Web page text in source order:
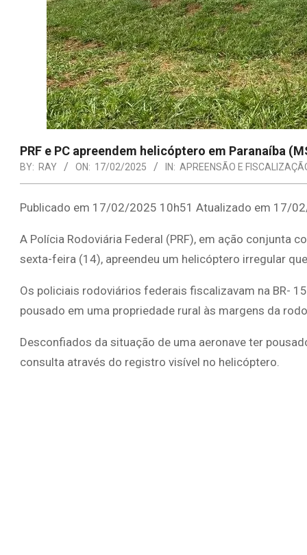
PRF e PC apreendem helicóptero em Paranaíba
BY: RAY ON: 17/02/2025 IN: APREENSÃO E
Publicado em 17/02/2025 10h51 Atualizado em 17/
A Polícia Rodoviária Federal (PRF), em ação conjunta
sexta-feira (14), apreendeu um helicóptero irregular
Os policiais rodoviários federais fiscalizavam na BR-
pousado em uma propriedade rural às margens da
Desconfiados da situação de uma aeronave ter
consulta através do registro visível no helicóptero.